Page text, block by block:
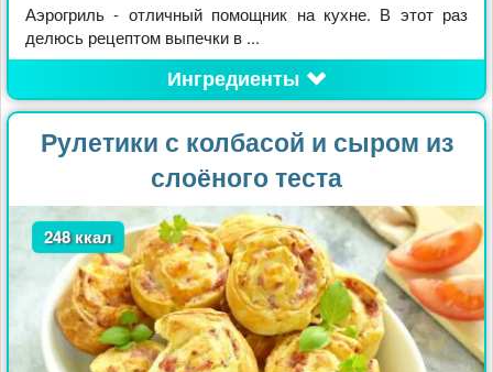
Аэрогриль - отличный помощник на кухне. В этот раз
делюсь рецептом выпечки в ...
Ингредиенты
Рулетики с колбасой и сыром из
слоёного теста
248 ккал